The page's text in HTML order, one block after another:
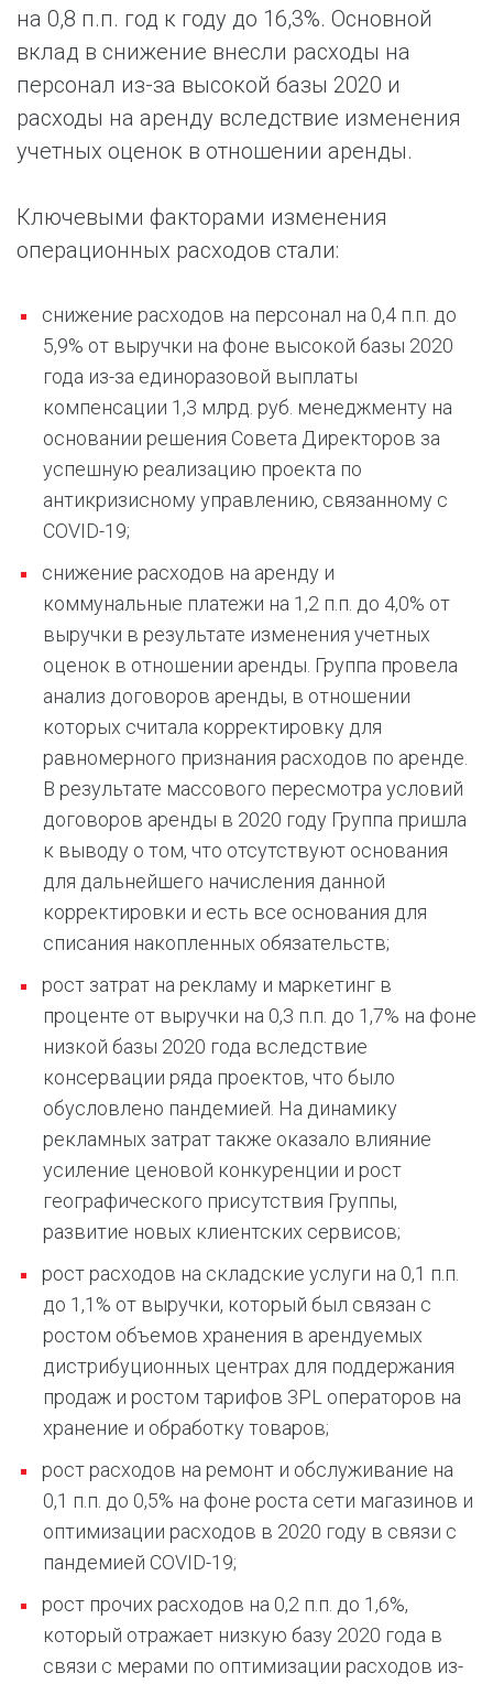
на 0,8 п.п. год к году до 16,3%. Основной
вклад в снижение внесли расходы на
персонал из-за высокой базы 2020 и
расходы на аренду вследствие изменения
учетных оценок в отношении аренды.
Ключевыми факторами изменения
операционных расходов стали:
снижение расходов на персонал на 0,4 п.п. до
5,9% от выручки на фоне высокой базы 2020
года из-за единоразовой выплаты
компенсации 1,3 млрд. руб. менеджменту на
основании решения Совета Директоров за
успешную реализацию проекта по
антикризисному управлению, связанному с
COVID-19;
снижение расходов на аренду и
коммунальные платежи на 1,2 п.п. до 4,0% от
выручки в результате изменения учетных
оценок в отношении аренды. Группа провела
анализ договоров аренды, в отношении
которых считала корректировку для
равномерного признания расходов по аренде.
В результате массового пересмотра условий
договоров аренды в 2020 году Группа пришла
к выводу о том, что отсутствуют основания
для дальнейшего начисления данной
корректировки и есть все основания для
списания накопленных обязательств;
рост затрат на рекламу и маркетинг в
проценте от выручки на 0,3 п.п. до 1,7% на фоне
низкой базы 2020 года вследствие
консервации ряда проектов, что было
обусловлено пандемией. На динамику
рекламных затрат также оказало влияние
усиление ценовой конкуренции и рост
географического присутствия Группы,
развитие новых клиентских сервисов;
рост расходов на складские услуги на 0,1 п.п.
до 1,1% от выручки, который был связан с
ростом объемов хранения в арендуемых
дистрибуционных центрах для поддержания
продаж и ростом тарифов 3PL операторов на
хранение и обработку товаров;
рост расходов на ремонт и обслуживание на
0,1 п.п. до 0,5% на фоне роста сети магазинов и
оптимизации расходов в 2020 году в связи с
пандемией COVID-19;
рост прочих расходов на 0,2 п.п. до 1,6%,
который отражает низкую базу 2020 года в
связи с мерами по оптимизации расходов из-